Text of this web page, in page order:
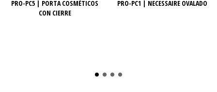
PRO-PC5 | PORTA COSMÉTICOS
CON CIERRE
PRO-PC1 | NECESSAIRE OVALADO